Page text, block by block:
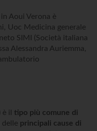
Aoui Verona è
Uoc Medicina generale
SIMI (Società italiana
Alessandra Auriemma,
il tipo più comune di
delle principali cause di